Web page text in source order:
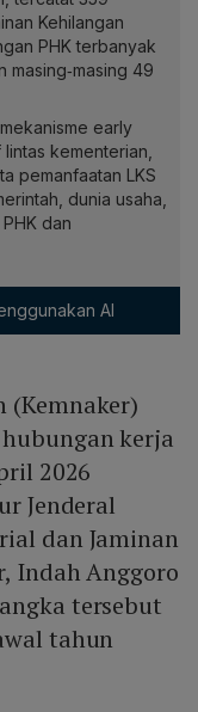
Kehilangan
PHK terbanyak
masing‑masing 49
early
kementerian,
pemanfaatan LKS
dunia usaha,
dan
AI
(Kemnaker)
kerja
2026
Jenderal
dan Jaminan
Indah Anggoro
tersebut
tahun